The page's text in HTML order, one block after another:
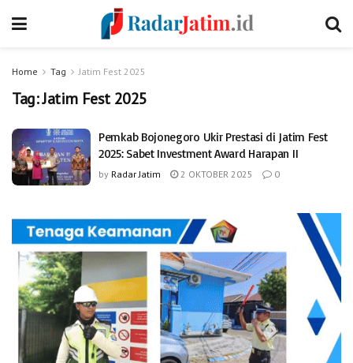
Home Tag Jatim Fest 2025
Tag:Jatim Fest 2025
Pemkab Bojonegoro Ukir Prestasi di Jatim Fest
2025: Sabet Investment Award Harapan II
by Radar Jatim 2 OKTOBER 2025 0